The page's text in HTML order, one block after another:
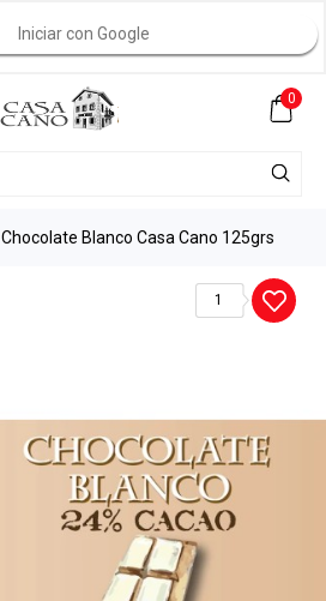
Iniciar con Google
0
Chocolate Blanco Casa Cano 125grs
1